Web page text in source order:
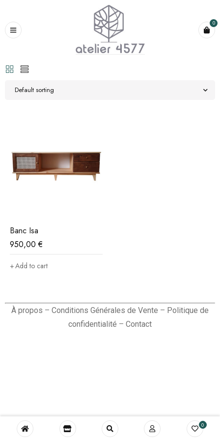
0
Default sorting
Banc Isa
950,00€
Add to cart
À propos – Conditions Générales de Vente – Politique de
confidentialité – Contact
0